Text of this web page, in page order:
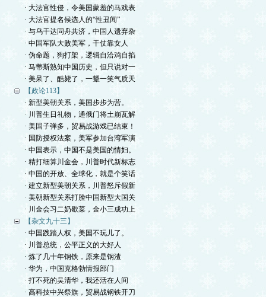
· 大法官性侵，令美国蒙羞的马戏表
· 大法官提名候选人的“性丑闻”
· 与乌干达同舟共济，中国人遗弃杂
· 中国军队大败美军，干仗靠女人
· 伪命题，狗打架，逻辑自洽鸡自掐
· 马蒂斯熟知中国历史，但只说对一
· 美呆了、酷毙了，一颦一笑气质天
【政论113】
· 新型美朝关系，美国步步为营。
· 川普生日礼物，通俄门将土崩瓦解
· 美国子弹多，贸易战游戏已结束！
· 国防授权法案，美军参加台湾军演
· 中国表示，中国不是美国的情妇。
· 精打细算川金会，川普时代新标志
· 中国的开放、全球化，就是个笑话
· 建立新型美朝关系，川普怒斥假新
· 美朝新型关系打脸中国新型大国关
· 川金会习二奶歇菜，金小三成功上
【杂文九十三】
· 中国践踏人权，美国不玩儿了。
· 川普总统，公平正义的大好人
· 炼了几十年钢铁，原来是钢渣
· 华为，中国克格勃情报部门
· 打不死的吴清华，我还活在人间
· 高科技中兴祭旗，贸易战钢铁开刀